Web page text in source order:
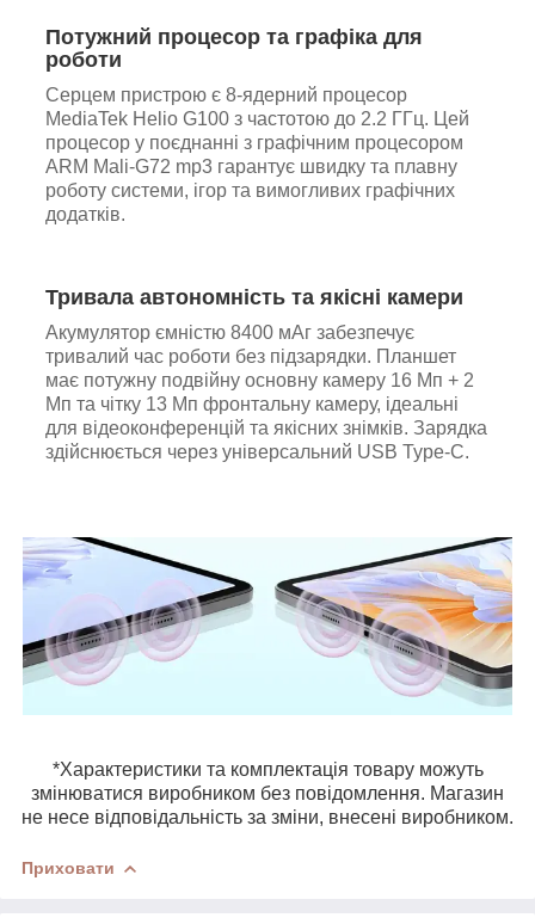
Потужний процесор та графіка для
роботи
Серцем пристрою є 8-ядерний процесор
MediaTek Helio G100 з частотою до 2.2 ГГц. Цей
процесор у поєднанні з графічним процесором
ARM Mali-G72 mp3 гарантує швидку та плавну
роботу системи, ігор та вимогливих графічних
додатків.
Тривала автономність та якісні камери
Акумулятор ємністю 8400 мАг забезпечує
тривалий час роботи без підзарядки. Планшет
має потужну подвійну основну камеру 16 Мп + 2
Мп та чітку 13 Мп фронтальну камеру, ідеальні
для відеоконференцій та якісних знімків. Зарядка
здійснюється через універсальний USB Type-C.
*Характеристики та комплектація товару можуть
змінюватися виробником без повідомлення. Магазин
не несе відповідальність за зміни, внесені виробником.
Приховати